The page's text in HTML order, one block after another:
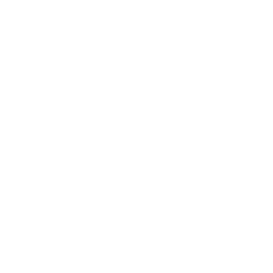
по
скидку
Кавказу с
бюро
и
России.